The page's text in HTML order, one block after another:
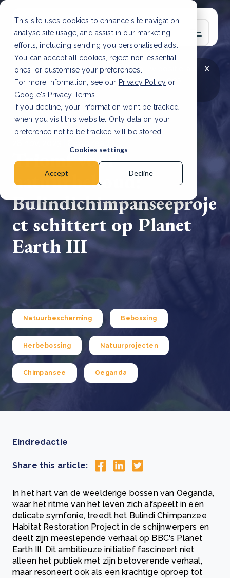
This site uses cookies to enhance site navigation,
analyse site usage, and assist in our marketing
efforts, including sending you personalised ads.
You can accept all cookies, reject non-essential
ones, or customise your preferences.
For more information, see our Privacy Policy or
Google's Privacy Terms
If you decline, your information won’t be tracked
when you visit this website. Only data on your
preference not to be tracked will be stored.
Cookies settings
Accept Decline
x
LAATSTE ARTIKEL
CSRD en uw positie als
leverancier: wat verandert er in 2026?Lees
artikel
Triomf voor
natuurbehoud:
Bulindichimpanseeproje
ct schittert op Planet
Earth III
Natuurbescherming Bebossing
Herbebossing Natuurprojecten
Chimpansee Oeganda
Eindredactie
Share this article:
In het hart van de weelderige bossen van Oeganda,
waar het ritme van het leven zich afspeelt in een
delicate symfonie, treedt het Bulindi Chimpanzee
Habitat Restoration Project in de schijnwerpers en
deelt zijn meeslepende verhaal op BBC's Planet
Earth III. Dit ambitieuze initiatief fascineert niet
alleen het publiek met zijn betoverende verhaal,
maar resoneert ook als een krachtige oproep tot